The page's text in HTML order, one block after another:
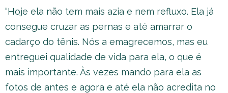
“Hoje ela não tem mais azia e nem refluxo. Ela já
consegue cruzar as pernas e até amarrar o
cadarço do tênis. Nós a emagrecemos, mas eu
entreguei qualidade de vida para ela, o que é
mais importante. Às vezes mando para ela as
fotos de antes e agora e até ela não acredita no